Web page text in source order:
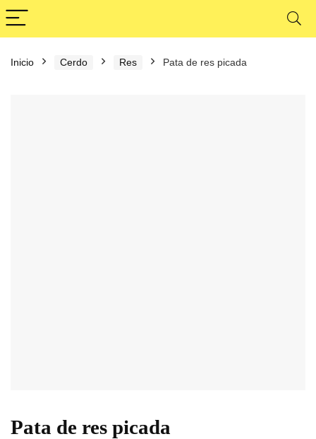
Inicio Cerdo Res Pata de res picada
Pata de res picada